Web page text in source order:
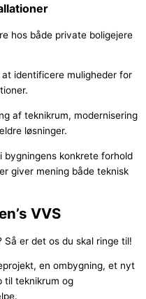
hos både private boligejere
identificere muligheder for
af teknikrum, modernisering
løsninger.
bygningens konkrete forhold
giver mening både teknisk
VVS
er det os du skal ringe til!
en ombygning, et nyt
teknikrum og